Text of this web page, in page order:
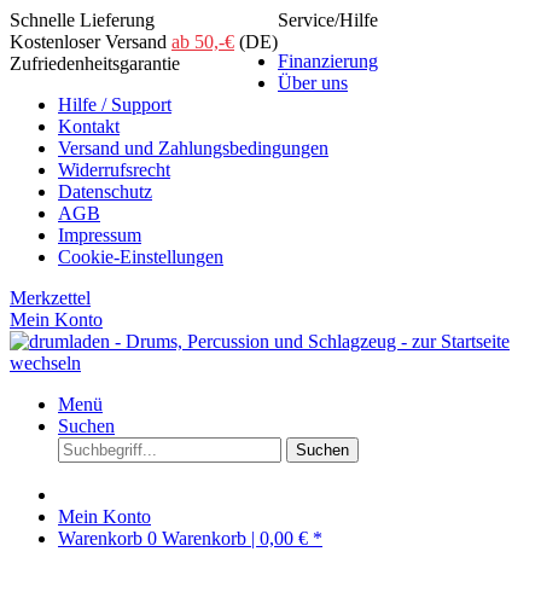
Schnelle Lieferung
Kostenloser Versand ab 50,-€ (DE)
Zufriedenheitsgarantie
Service/Hilfe
Finanzierung
Über uns
Hilfe / Support
Kontakt
Versand und Zahlungsbedingungen
Widerrufsrecht
Datenschutz
AGB
Impressum
Cookie-Einstellungen
Merkzettel
Mein Konto
Menü
Suchen
Suchen
Mein Konto
Warenkorb 0 Warenkorb | 0,00 € *